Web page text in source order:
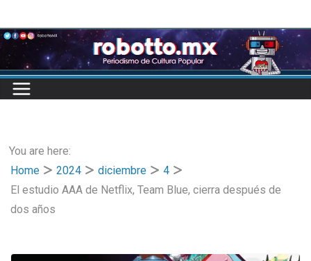
to
content
You are here:
Home
2024 diciembre
4
El estudio AAA de Netflix, Team Blue, cierra después de
dos años